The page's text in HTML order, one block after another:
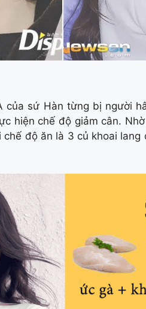
của sứ Hàn từng bị người
hiện chế độ giảm cân.
độ ăn là 3 củ khoai